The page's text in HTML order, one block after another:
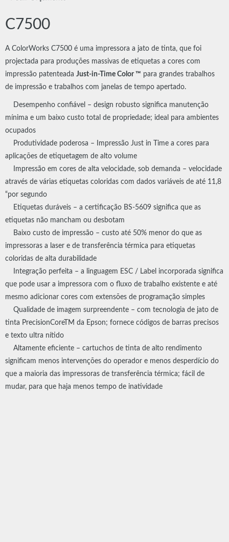
C7500
A ColorWorks C7500 é uma impressora a jato de tinta, que foi
projectada para produções massivas de etiquetas a cores com
impressão patenteada Just-in-Time Color ™ para grandes trabalhos
de impressão e trabalhos com janelas de tempo apertado.
Desempenho confiável – design robusto significa manutenção
mínima e um baixo custo total de propriedade; ideal para ambientes
ocupados
Produtividade poderosa – Impressão Just in Time a cores para
aplicações de etiquetagem de alto volume
Impressão em cores de alta velocidade, sob demanda – velocidade
através de várias etiquetas coloridas com dados variáveis de até 11,8
“por segundo
Etiquetas duráveis – a certificação BS-5609 significa que as
etiquetas não mancham ou desbotam
Baixo custo de impressão – custo até 50% menor do que as
impressoras a laser e de transferência térmica para etiquetas
coloridas de alta durabilidade
Integração perfeita – a linguagem ESC / Label incorporada significa
que pode usar a impressora com o fluxo de trabalho existente e até
mesmo adicionar cores com extensões de programação simples
Qualidade de imagem surpreendente – com tecnologia de jato de
tinta PrecisionCoreTM da Epson; fornece códigos de barras precisos
e texto ultra nítido
Altamente eficiente – cartuchos de tinta de alto rendimento
significam menos intervenções do operador e menos desperdício do
que a maioria das impressoras de transferência térmica; fácil de
mudar, para que haja menos tempo de inatividade